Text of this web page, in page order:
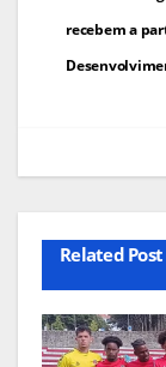
recebem a
Related Post